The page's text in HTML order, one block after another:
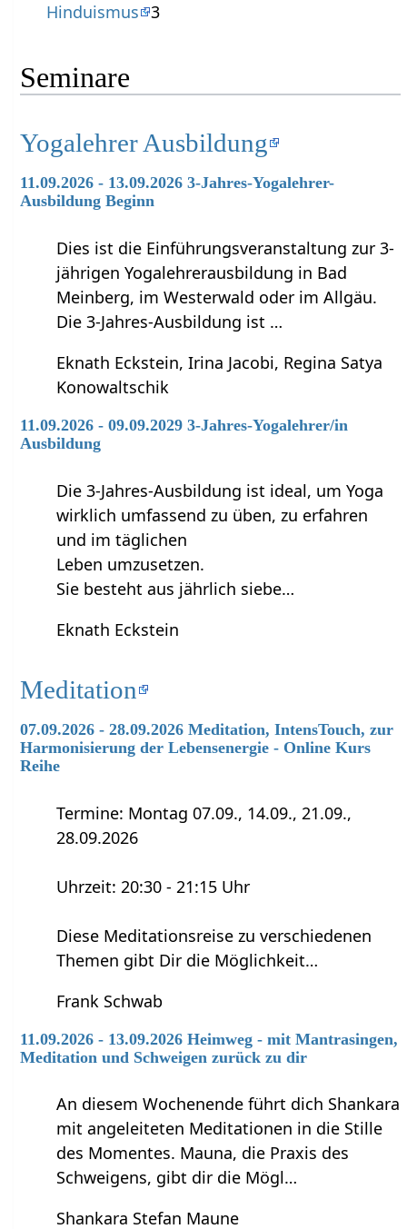
Hinduismus 3
Seminare
Yogalehrer Ausbildung
11.09.2026 - 13.09.2026 3-Jahres-Yogalehrer-
Ausbildung Beginn
Dies ist die Einführungsveranstaltung zur 3-
jährigen Yogalehrerausbildung in Bad
Meinberg, im Westerwald oder im Allgäu.
Die 3-Jahres-Ausbildung ist …
Eknath Eckstein, Irina Jacobi, Regina Satya
Konowaltschik
11.09.2026 - 09.09.2029 3-Jahres-Yogalehrer/in
Ausbildung
Die 3-Jahres-Ausbildung ist ideal, um Yoga
wirklich umfassend zu üben, zu erfahren
und im täglichen
Leben umzusetzen.
Sie besteht aus jährlich siebe…
Eknath Eckstein
Meditation
07.09.2026 - 28.09.2026 Meditation, IntensTouch, zur
Harmonisierung der Lebensenergie - Online Kurs
Reihe
Termine: Montag 07.09., 14.09., 21.09.,
28.09.2026
Uhrzeit: 20:30 - 21:15 Uhr
Diese Meditationsreise zu verschiedenen
Themen gibt Dir die Möglichkeit…
Frank Schwab
11.09.2026 - 13.09.2026 Heimweg - mit Mantrasingen,
Meditation und Schweigen zurück zu dir
An diesem Wochenende führt dich Shankara
mit angeleiteten Meditationen in die Stille
des Momentes. Mauna, die Praxis des
Schweigens, gibt dir die Mögl…
Shankara Stefan Maune